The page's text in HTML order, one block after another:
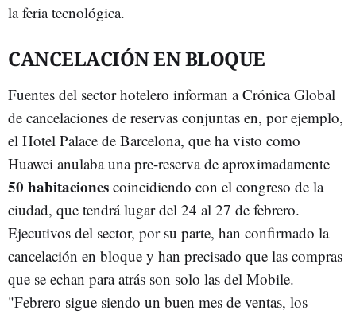
la feria tecnológica.
CANCELACIÓN EN BLOQUE
Fuentes del sector hotelero informan a Crónica Global
de cancelaciones de reservas conjuntas en, por ejemplo,
el Hotel Palace de Barcelona, que ha visto como
Huawei anulaba una pre-reserva de aproximadamente
50 habitaciones coincidiendo con el congreso de la
ciudad, que tendrá lugar del 24 al 27 de febrero.
Ejecutivos del sector, por su parte, han confirmado la
cancelación en bloque y han precisado que las compras
que se echan para atrás son solo las del Mobile.
"Febrero sigue siendo un buen mes de ventas, los